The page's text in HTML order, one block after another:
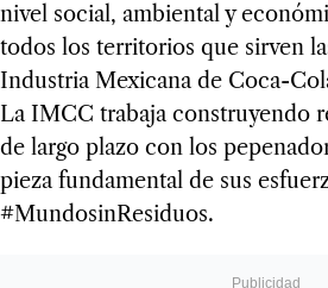
nivel social, ambiental y
todos los territorios que sirven
Industria Mexicana de Coca-
La IMCC trabaja construyendo
de largo plazo con los
pieza fundamental de sus
#MundosinResiduos.